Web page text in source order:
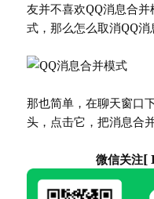
友并不喜欢QQ消息合
式，那么怎么取消QQ
那也简单，在聊天窗口
头，点击它，把消息合
微信关注[